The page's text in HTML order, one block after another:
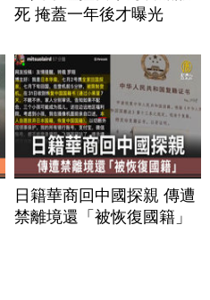
死 掩蓋一年後才曝光
日籍華商回中國探親 傳遭
禁離境還「被恢復國籍」